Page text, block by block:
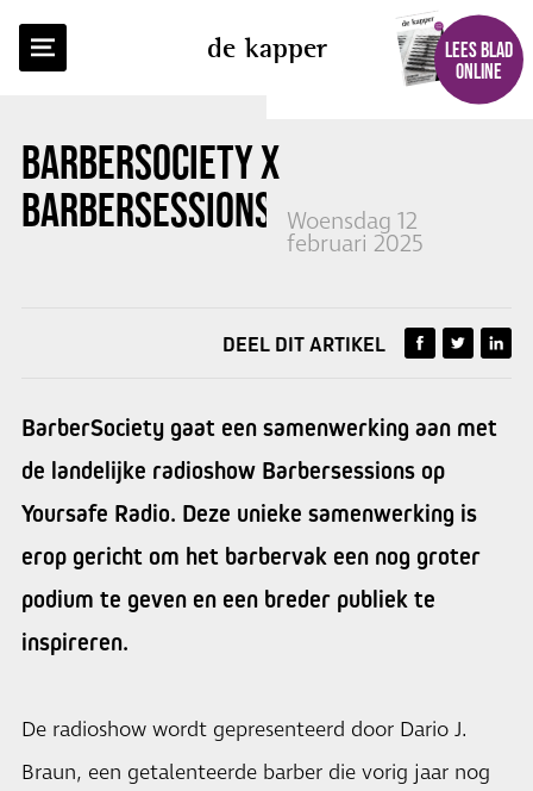
de kapper
LEES BLAD
ONLINE
BARBERSOCIETY X
BARBERSESSIONS
Woensdag 12
februari 2025
TERUG NAAR OVERZICHT
DEEL DIT ARTIKEL
BarberSociety gaat een samenwerking aan met
de landelijke radioshow Barbersessions op
Yoursafe Radio. Deze unieke samenwerking is
erop gericht om het barbervak een nog groter
podium te geven en een breder publiek te
inspireren.
De radioshow wordt gepresenteerd door Dario J.
Braun, een getalenteerde barber die vorig jaar nog